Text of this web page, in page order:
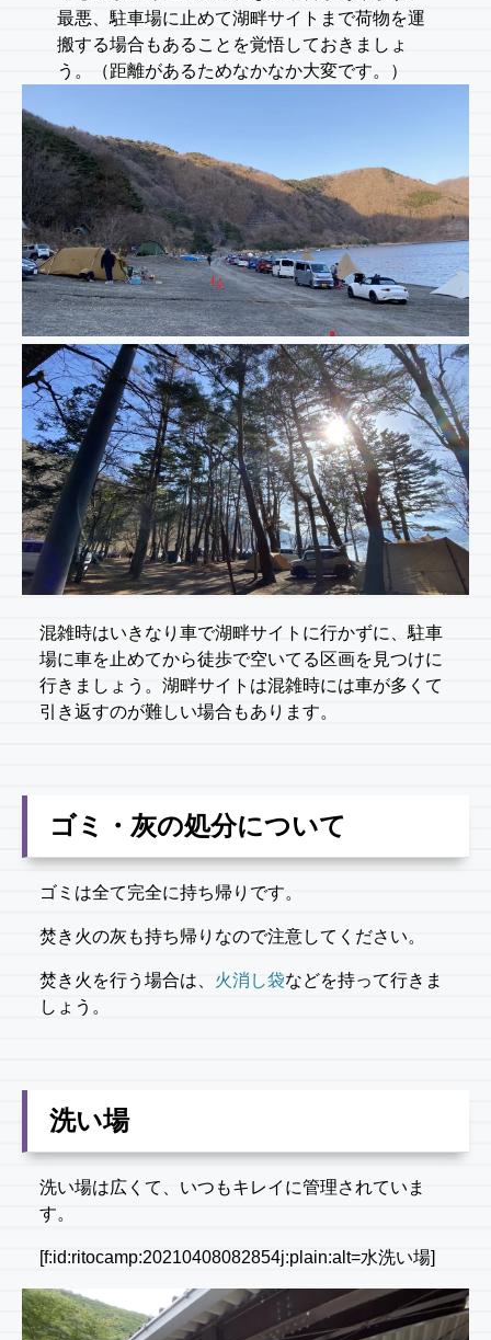
最悪、駐車場に止めて湖畔サイトまで荷物を運
搬する場合もあることを覚悟しておきましょ
う。（距離があるためなかなか大変です。）
混雑時はいきなり車で湖畔サイトに行かずに、駐車
場に車を止めてから徒歩で空いてる区画を見つけに
行きましょう。湖畔サイトは混雑時には車が多くて
引き返すのが難しい場合もあります。
ゴミ・灰の処分について
ゴミは全て完全に持ち帰りです。
焚き火の灰も持ち帰りなので注意してください。
焚き火を行う場合は、 火消し袋などを持って行きま
しょう。
洗い場
洗い場は広くて、いつもキレイに管理されていま
す。
[f:id:ritocamp:20210408082854j:plain:alt=水洗い場]